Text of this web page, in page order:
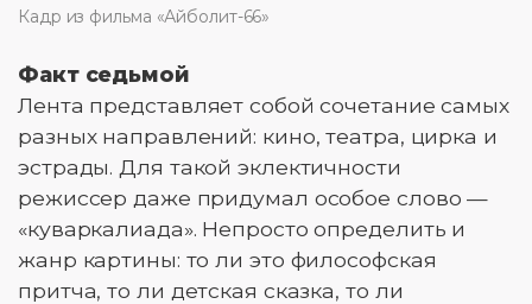
Кадр из фильма «Айболит-66»
Факт седьмой
Лента представляет собой сочетание самых
разных направлений: кино, театра, цирка и
эстрады. Для такой эклектичности
режиссер даже придумал особое слово —
«куваркалиада». Непросто определить и
жанр картины: то ли это философская
притча, то ли детская сказка, то ли